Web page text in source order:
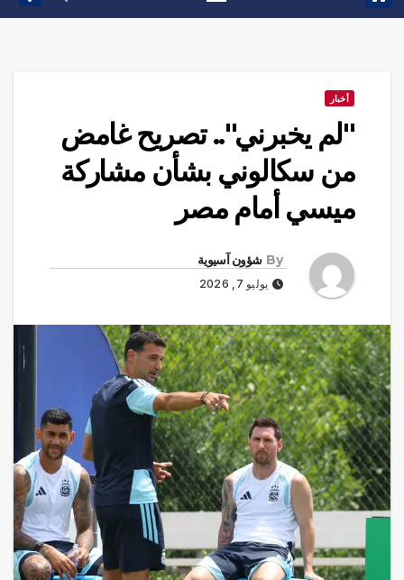
أخبار
"لم يخبرني".. تصريح غامض
من سكالوني بشأن مشاركة
ميسي أمام مصر
By شؤون آسيوية
يوليو 7, 2026